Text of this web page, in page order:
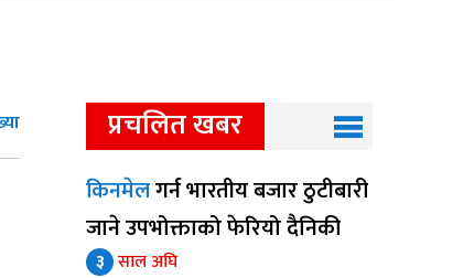
प्रचलित खबर
किनमेलगर्न भारतीय बजार ठुटीबारी
जाने उपभोक्ताको फेरियो दैनिकी
३ साल अघि